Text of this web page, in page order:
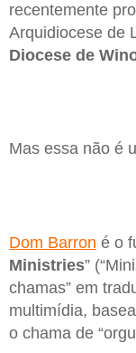
recentemente
Arquidiocese de
Diocese de
Mas essa não é
Dom Barron é o
Ministries”
chamas” em
multimídia,
o chama de